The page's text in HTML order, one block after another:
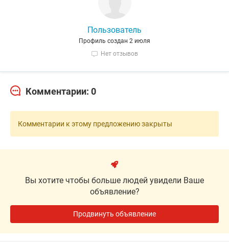
Пользователь
Профиль создан 2 июля
Нет отзывов
Комментарии: 0
Комментарии к этому предложению закрыты
Вы хотите чтобы больше людей увидели Ваше
объявление?
Продвинуть объявление